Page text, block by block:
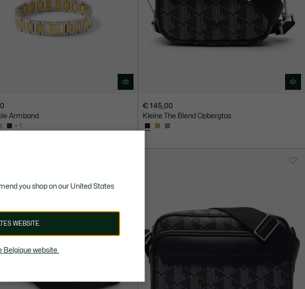
Armband
+ 1
€ 145,00
Kleine The Blend Opbergtas
you shop on our United States
WEBSITE.
Belgique website.